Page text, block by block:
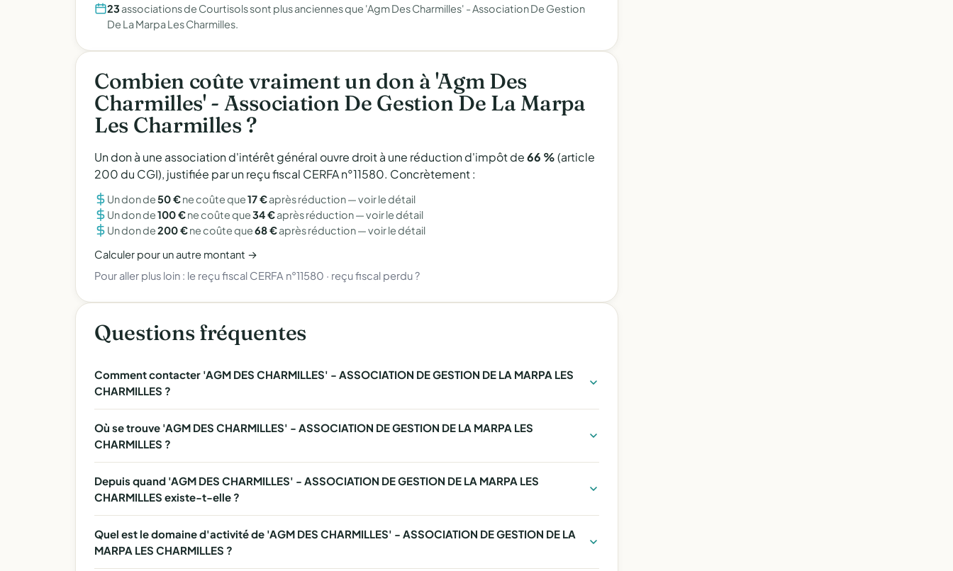
23associations de Courtisols sont plus anciennes que 'Agm Des Charmilles' - Association De Gestion
De La Marpa Les Charmilles.
Combien coûte vraiment un don à 'Agm Des
Charmilles' - Association De Gestion De La Marpa
Les Charmilles ?
Un don à une association d'intérêt général ouvre droit à une réduction d'impôt de66 %(article
200 du CGI), justifiée par un reçu fiscal CERFA n°11580. Concrètement :
Un don de50 €ne coûte que17 €après réduction —voir le détail
Un don de100 €ne coûte que34 €après réduction —voir le détail
Un don de200 €ne coûte que68 €après réduction —voir le détail
Calculer pour un autre montant →
Pour aller plus loin : le reçu fiscal CERFA n°11580 · reçu fiscal perdu ?
Questions fréquentes
Comment contacter 'AGM DES CHARMILLES' - ASSOCIATION DE GESTION DE LA MARPA LES
CHARMILLES ?
Où se trouve 'AGM DES CHARMILLES' - ASSOCIATION DE GESTION DE LA MARPA LES
CHARMILLES ?
Depuis quand 'AGM DES CHARMILLES' - ASSOCIATION DE GESTION DE LA MARPA LES
CHARMILLES existe-t-elle ?
Quel est le domaine d'activité de 'AGM DES CHARMILLES' - ASSOCIATION DE GESTION DE LA
MARPA LES CHARMILLES ?